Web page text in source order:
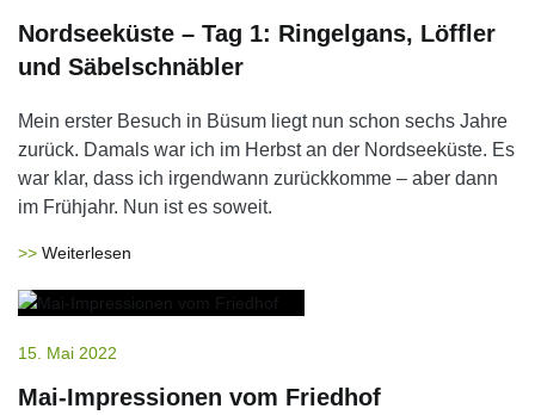
Nordseeküste – Tag 1: Ringelgans, Löffler
und Säbelschnäbler
Mein erster Besuch in Büsum liegt nun schon sechs Jahre
zurück. Damals war ich im Herbst an der Nordseeküste. Es
war klar, dass ich irgendwann zurückkomme – aber dann
im Frühjahr. Nun ist es soweit.
Weiterlesen
15. Mai 2022
Mai-Impressionen vom Friedhof